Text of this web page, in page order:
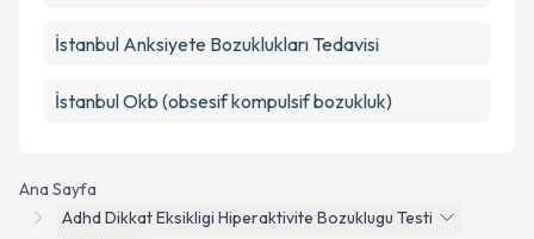
Ana Sayfa
Adhd Dikkat Eksikligi Hiperaktivite Bozuklugu Testi
İstanbul Anksiyete Bozuklukları Tedavisi
İstanbul Okb (obsesif kompulsif bozukluk)